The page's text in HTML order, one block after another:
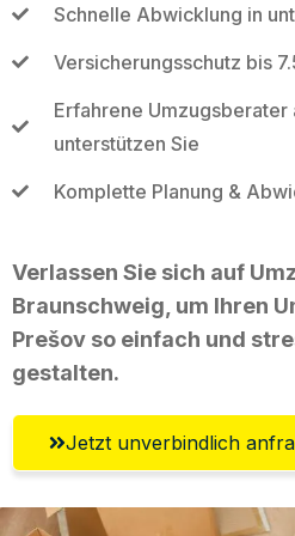
Schnelle Abwicklung in
Versicherungsschutz bis
Erfahrene Umzugsberater
unterstützen Sie
Komplette Planung &
Verlassen Sie sich auf
Braunschweig, um Ihren
Prešov so einfach und
gestalten.
Jetzt unverbindlich